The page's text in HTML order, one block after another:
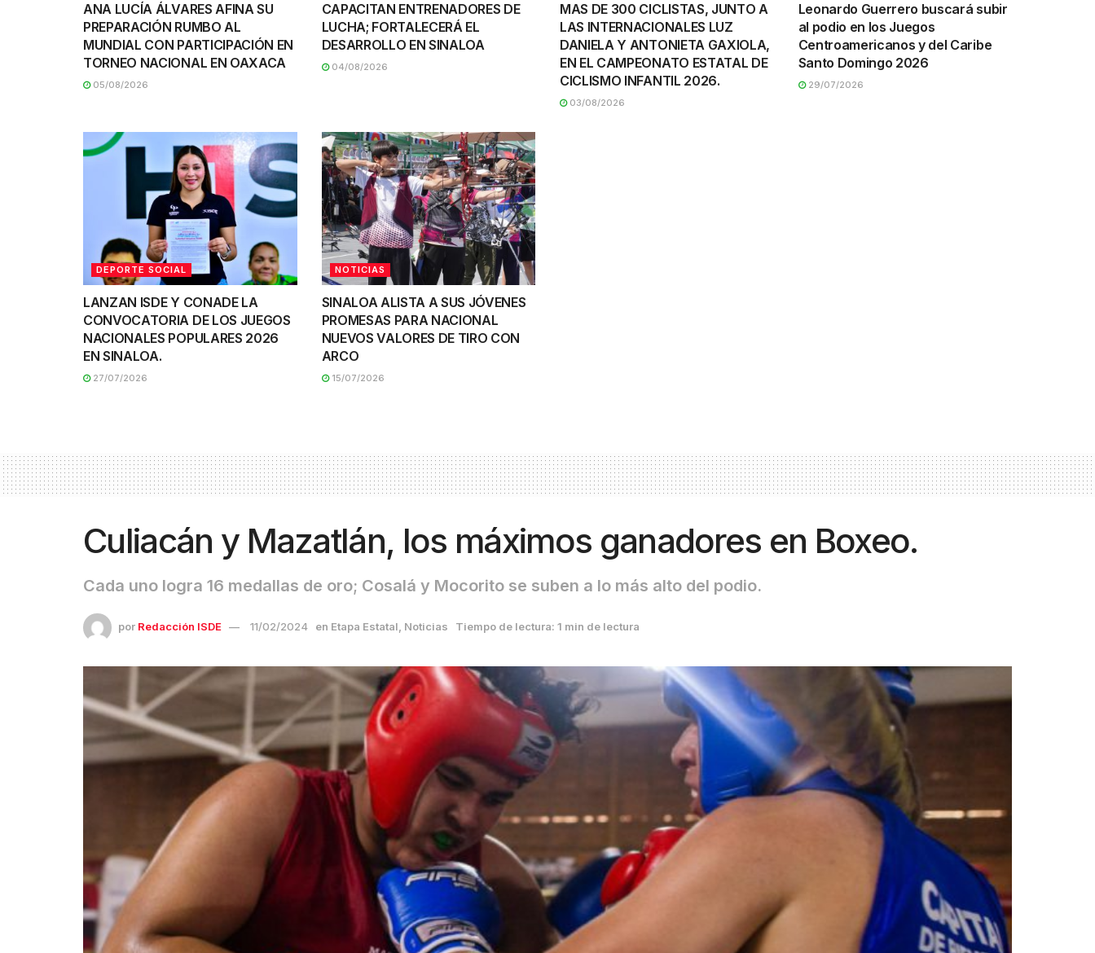
ANA LUCÍA ÁLVARES AFINA SU
PREPARACIÓN RUMBO AL
MUNDIAL CON PARTICIPACIÓN EN
TORNEO NACIONAL EN OAXACA
05/08/2026
CAPACITAN ENTRENADORES DE
LUCHA; FORTALECERÁ EL
DESARROLLO EN SINALOA
04/08/2026
MAS DE 300 CICLISTAS, JUNTO A
LAS INTERNACIONALES LUZ
DANIELA Y ANTONIETA GAXIOLA,
EN EL CAMPEONATO ESTATAL DE
CICLISMO INFANTIL 2026.
03/08/2026
Leonardo Guerrero buscará subir
al podio en los Juegos
Centroamericanos y del Caribe
Santo Domingo 2026
29/07/2026
DEPORTE SOCIAL
LANZAN ISDE Y CONADE LA
CONVOCATORIA DE LOS JUEGOS
NACIONALES POPULARES 2026
EN SINALOA.
27/07/2026
NOTICIAS
SINALOA ALISTA A SUS JÓVENES
PROMESAS PARA NACIONAL
NUEVOS VALORES DE TIRO CON
ARCO
15/07/2026
Culiacán y Mazatlán, los máximos ganadores en Boxeo.
Cada uno logra 16 medallas de oro; Cosalá y Mocorito se suben a lo más alto del podio.
por Redacción ISDE 11/02/2024 en Etapa Estatal Noticias Tiempo de lectura: 1 min de lectura